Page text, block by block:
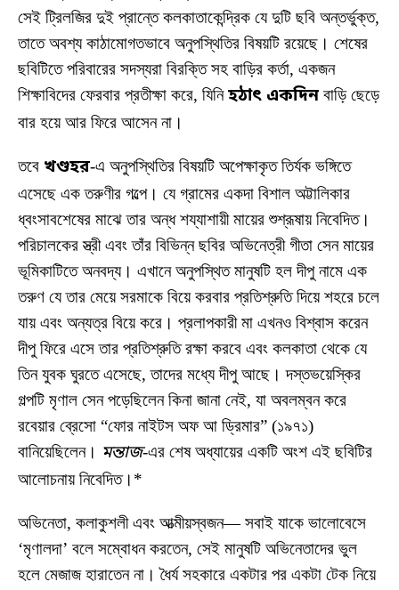
সেই ট্রিলজির দুই প্রান্তে কলকাতাকেন্দ্রিক যে দুটি ছবি অন্তর্ভুক্ত,
তাতে অবশ্য কাঠামোগতভাবে অনুপস্থিতির বিষয়টি রয়েছে। শেষের
ছবিটিতে পরিবারের সদস্যরা বিরক্তি সহ বাড়ির কর্তা, একজন
শিক্ষাবিদের ফেরবার প্রতীক্ষা করে, যিনিহঠাৎ একদিন বাড়ি ছেড়ে
বার হয়ে আর ফিরে আসেন না।
তবে খণ্ডহর-এ অনুপস্থিতির বিষয়টি অপেক্ষাকৃত তির্যক ভঙ্গিতে
এসেছে এক তরুণীর গল্পে। যে গ্রামের একদা বিশাল অট্টালিকার
ধ্বংসাবশেষের মাঝে তার অন্ধ শয্যাশায়ী মায়ের শুশ্রূষায় নিবেদিত।
পরিচালকের স্ত্রী এবং তাঁর বিভিন্ন ছবির অভিনেত্রী গীতা সেন মায়ের
ভূমিকাটিতে অনবদ্য। এখানে অনুপস্থিত মানুষটি হল দীপু নামে এক
তরুণ যে তার মেয়ে সরমাকে বিয়ে করবার প্রতিশ্রুতি দিয়ে শহরে চলে
যায় এবং অন্যত্র বিয়ে করে। প্রলাপকারী মা এখনও বিশ্বাস করেন
দীপু ফিরে এসে তার প্রতিশ্রুতি রক্ষা করবে এবং কলকাতা থেকে যে
তিন যুবক ঘুরতে এসেছে, তাদের মধ্যে দীপু আছে। দস্তভয়েস্কির
গল্পটি মৃণাল সেন পড়েছিলেন কিনা জানা নেই, যা অবলম্বন করে
রবেয়ার ব্রেসো “ফোর নাইটস অফ আ ড্রিমার” (১৯৭১)
বানিয়েছিলেন। মন্তাজ-এর শেষ অধ্যায়ের একটি অংশ এই ছবিটির
আলোচনায় নিবেদিত।*
অভিনেতা, কলাকুশলী এবং আত্মীয়স্বজন— সবাই যাকে ভালোবেসে
‘মৃণালদা’ বলে সম্বোধন করতেন, সেই মানুষটি অভিনেতাদের ভুল
হলে মেজাজ হারাতেন না। ধৈর্য সহকারে একটার পর একটা টেক নিয়ে